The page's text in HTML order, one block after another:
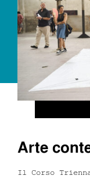
Arte
Il Corso